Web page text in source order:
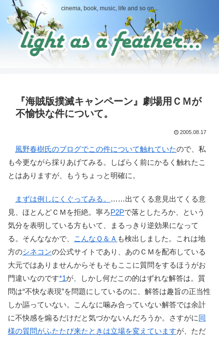
cinema, book, music, life and so on...
『海賊版撲滅キャンペーン』劇場用ＣＭが
不愉快な件について。
2005.08.17
風野春樹氏のブログでこの件について触れていたので、私
も今更ながら採りあげてみる。しばらく前にかるく触れたこ
とはありますが、もうちょっと明確に。
まずは例しにくぐってみる。
……出てくる意見出てくる意
見、ほとんどＣＭを拒絶。寧ろP2Pで落としたろか、という
気分を表明している方もいて、まるっきり逆効果になって
る。そんななかで、
こんなＱ＆Ａ も検出しました。これは地
方のシネコンの公式サイトであり、あのＣＭを配布している
大元ではありませんからそもそもここに質問をするほうがお
門違いなのです*1が、しかし何だこの的はずれな解答は。質
問は“不快な表現”を問題にしているのに、解答は趣旨の正当性
しか謳っていない。こんなに噛み合っていない解答では余計
に不快感を煽るだけだと気づかないんだろうか。さすがに同
様の質問がふたたび来たときは立場を変えていますが、ただ